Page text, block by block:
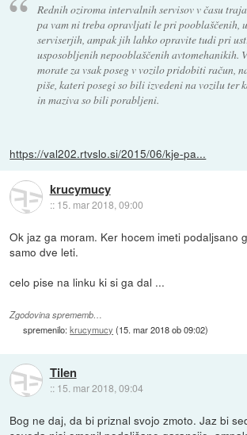
Rednih oziroma intervalnih servisov v času
pa vam ni treba opravljati le pri pooblaščenih,
serviserjih, ampak jih lahko opravite tudi pri
usposobljenih nepooblaščenih avtomehanikih.
morate za vsak poseg v vozilo pridobiti račun,
piše, kateri posegi so bili izvedeni na vozilu ter
in maziva so bili porabljeni.
https://val202.rtvslo.si/2015/06/kje-pa...
krucymucy
:: 15. mar 2018, 09:00
Ok jaz ga moram. Ker hocem imeti podaljsano
samo dve leti.
celo pise na linku ki si ga dal ...
Zgodovina sprememb…
spremenilo:krucymucy (15. mar 2018 ob 09:02)
Tilen
:: 15. mar 2018, 09:04
Bog ne daj, da bi priznal svojo zmoto. Jaz bi